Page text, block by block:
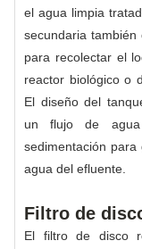
el agua limpia
secundaria
para recolectar el
reactor biológico o
El diseño del
un flujo de
sedimentación
agua del efluente.
Filtro de
El filtro de disco